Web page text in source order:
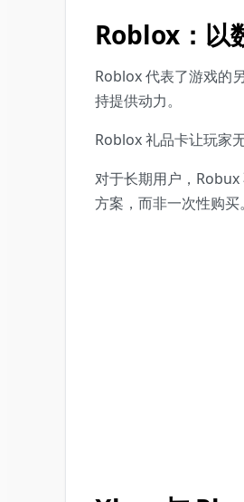
Roblox：以
Roblox 代表了游戏的
持提供动力。
Roblox 礼品卡让玩家
对于长期用户，
方案，而非一次性购买。